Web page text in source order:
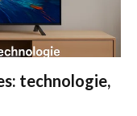
technologie,